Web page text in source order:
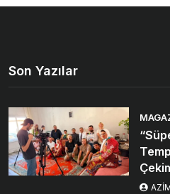
Son Yazılar